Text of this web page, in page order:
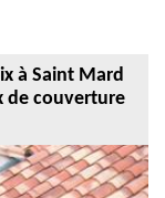
à Saint Mard
de couverture